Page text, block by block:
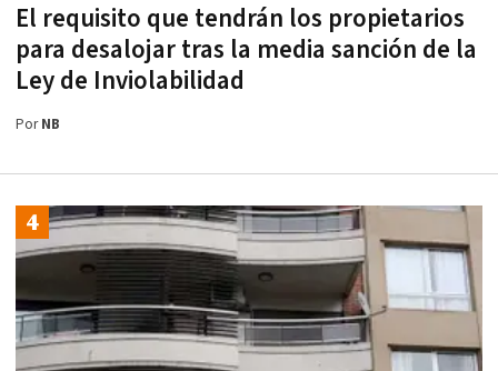
El requisito que tendrán los propietarios
para desalojar tras la media sanción de la
Ley de Inviolabilidad
PorNB